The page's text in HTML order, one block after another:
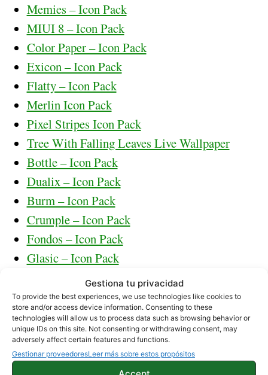
Gestiona tu privacidad
To provide the best experiences, we use technologies like cookies to
store and/or access device information. Consenting to these
technologies will allow us to process data such as browsing behavior or
unique IDs on this site. Not consenting or withdrawing consent, may
adversely affect certain features and functions.
Gestionar proveedoresLeer más sobre estos propósitos
Memies – Icon Pack
MIUI 8 – Icon Pack
Color Paper – Icon Pack
Exicon – Icon Pack
Flatty – Icon Pack
Merlin Icon Pack
Pixel Stripes Icon Pack
Tree With Falling Leaves Live Wallpaper
Bottle – Icon Pack
Dualix – Icon Pack
Burm – Icon Pack
Crumple – Icon Pack
Fondos – Icon Pack
Glasic – Icon Pack
M Launcher Pro-Marshmallow 6.0
My 8 Premium – Icon Pack
Regix – Icon Pack
Vova – Icon Pack
A modo de aclaración, una vez hayáis descargado